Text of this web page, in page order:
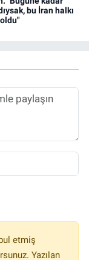
bu İran halkı
etmiş
Yazılan